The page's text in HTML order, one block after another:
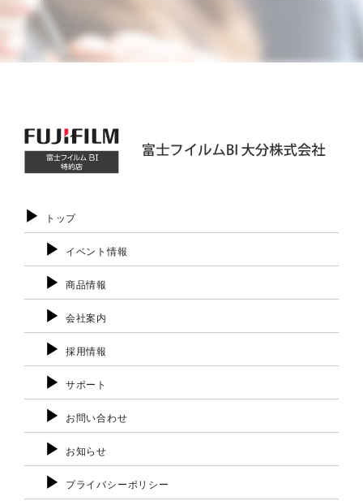
トップ
イベント情報
商品情報
会社案内
採用情報
サポート
お問い合わせ
お知らせ
プライバシーポリシー